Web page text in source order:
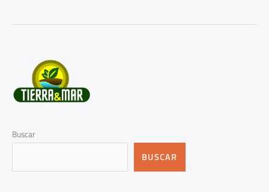
Buscar
BUSCAR